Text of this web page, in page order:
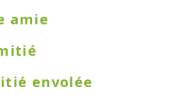
amie
envolée